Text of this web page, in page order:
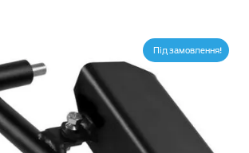
Під замовлення